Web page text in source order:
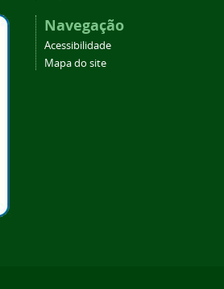
Navegação
Acessibilidade
Mapa do site